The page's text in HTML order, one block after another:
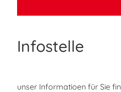
Infostelle
unser Informatioen für Sie